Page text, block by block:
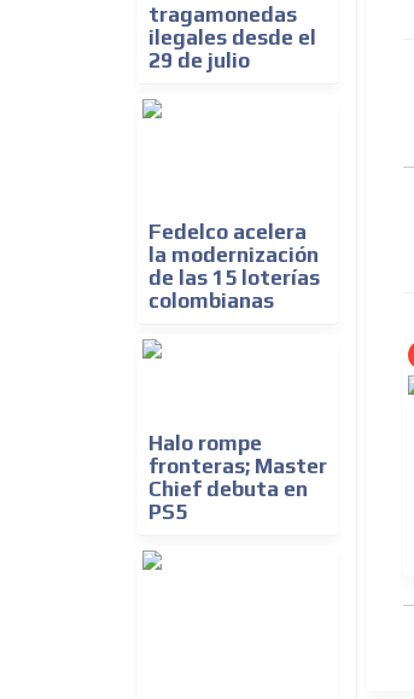
tragamonedas
ilegales desde el
29 de julio
Fedelco acelera
la modernización
de las 15 loterías
colombianas
Halo rompe
fronteras; Master
Chief debuta en
PS5